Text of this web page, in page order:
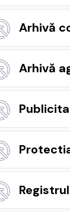
Arhivă
Arhivă